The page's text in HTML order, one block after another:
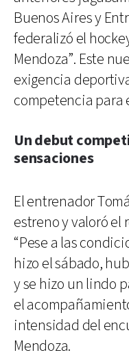
Buenos Aires y
federalizó el
Mendoza”. Este
exigencia
competencia para
Un debut
sensaciones
El entrenador
estreno y valoró
“Pese a las
hizo el sábado,
y se hizo un lindo
el
intensidad del
Mendoza.